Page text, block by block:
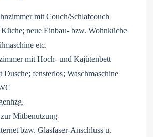
mit Couch/Schlafcouch
neue Einbau- bzw. Wohnküche
etc.
mit Hoch- und Kajütenbett
Dusche; fensterlos; Waschmaschine
Mitbenutzung
bzw. Glasfaser-Anschluss u.